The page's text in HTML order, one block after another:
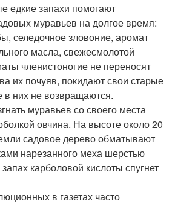
едкие запахи помогают
муравьев на долгое время:
селедочное зловоние, аромат
масла, свежесмолотой
членистоногие не переносят
их почуяв, покидают свои старые
них не возвращаются.
муравьев со своего места
овчина. На высоте около 20
садовое дерево обматывают
нарезанного меха шерстью
карболовой кислоты спугнет
в газетах часто